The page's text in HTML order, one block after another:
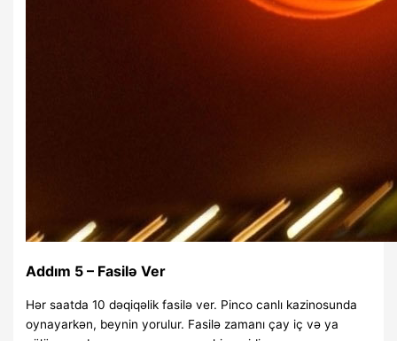
Addım 5 – Fasilə Ver
Hər saatda 10 dəqiqəlik fasilə ver. Pinco canlı kazinosunda
oynayarkən, beynin yorulur. Fasilə zamanı çay iç və ya